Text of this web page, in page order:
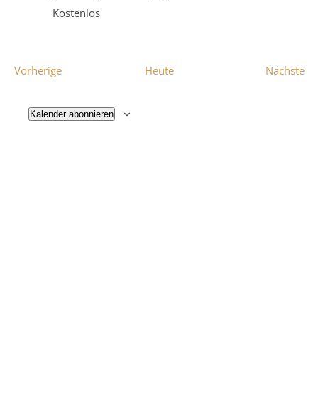
Kostenlos
VorherigeVeranstaltungen Heute Nächste
Kalender abonnieren